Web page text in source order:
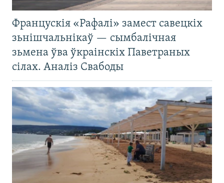
Францускія «Рафалі» замест савецкіх
зьнішчальнікаў — сымбалічная
зьмена ўва ўкраінскіх Паветраных
сілах. Аналіз Свабоды